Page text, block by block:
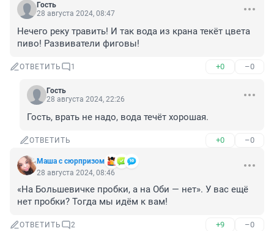
Гость
28 августа 2024, 08:47
Нечего реку травить! И так вода из крана текёт цвета
пиво! Развиватели фиговы!
ОТВЕТИТЬ 1 +0 –0
Гость
28 августа 2024, 22:26
Гость, врать не надо, вода течёт хорошая.
ОТВЕТИТЬ +0 –0
Маша с сюрпризом
28 августа 2024, 08:46
«На Большевичке пробки, а на Оби — нет». У вас ещё
нет пробки? Тогда мы идём к вам!
ОТВЕТИТЬ 2 +9 –0